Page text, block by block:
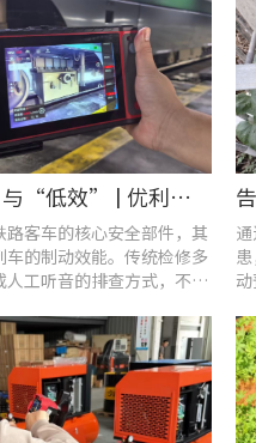
告别“盲听”与“低效” | 优利德智能检测方案助力铁路运维检修提质增效
路客车的核心安全部件，其
车的制动效能。传统检修多
工听音的排查方式，不仅
动